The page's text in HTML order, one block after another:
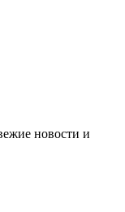
новости и